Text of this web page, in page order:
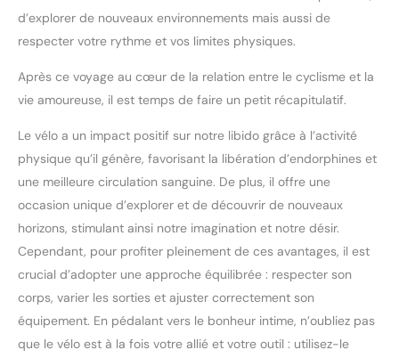
visibilité et en nous assurant de
routière. Avec nos rétroviseurs
stabilité et robustesse.
N’attendez plus pour améliorer
pour recommencer à fonctionner. ÉQUIPÉ D'UNE BATTERIE ET
D'UN MANUEL D'INSTALLATION : Ce compteur vtt de vitesse pour
vélo comprend un manuel d'installation détaillé (DE/EN), des
temps. (Remarque : cet ordinateur de vélo ne convient pas aux
vélos électriques).
d’explorer de nouveaux environnements mais aussi de
respecter votre rythme et vos limites physiques.
Après ce voyage au cœur de la relation entre le cyclisme et la
vie amoureuse, il est temps de faire un petit récapitulatif.
Le vélo a un impact positif sur notre libido grâce à l’activité
physique qu’il génère, favorisant la libération d’endorphines et
une meilleure circulation sanguine. De plus, il offre une
occasion unique d’explorer et de découvrir de nouveaux
horizons, stimulant ainsi notre imagination et notre désir.
Cependant, pour profiter pleinement de ces avantages, il est
crucial d’adopter une approche équilibrée : respecter son
corps, varier les sorties et ajuster correctement son
équipement. En pédalant vers le bonheur intime, n’oubliez pas
que le vélo est à la fois votre allié et votre outil : utilisez-le